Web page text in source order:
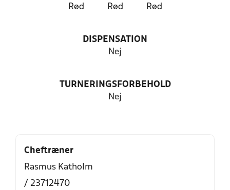
Rød Rød Rød
DISPENSATION
Nej
TURNERINGSFORBEHOLD
Nej
Cheftræner
Rasmus Katholm
/ 23712470